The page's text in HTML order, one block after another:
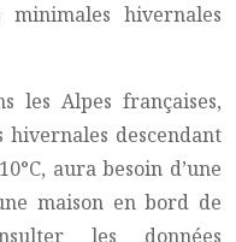
hivernales
les Alpes françaises,
descendant
aura besoin d’une
maison en bord de
les données